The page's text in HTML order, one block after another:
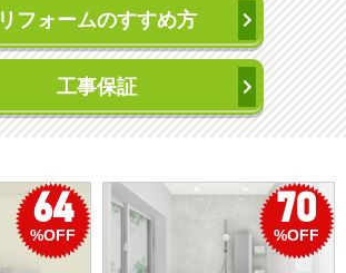
リフォームのすすめ方
工事保証
70
%OFF
50
%OFF